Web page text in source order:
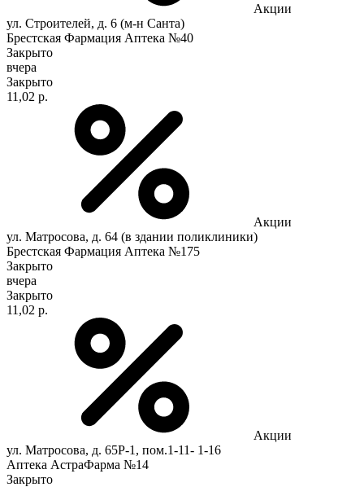
Акции
ул. Строителей, д. 6 (м-н Санта)
Брестская Фармация Аптека №40
Закрыто
вчера
Закрыто
11,02 р.
Акции
ул. Матросова, д. 64 (в здании поликлиники)
Брестская Фармация Аптека №175
Закрыто
вчера
Закрыто
11,02 р.
Акции
ул. Матросова, д. 65Р-1, пом.1-11- 1-16
Аптека АстраФарма №14
Закрыто